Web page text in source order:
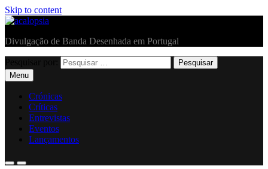
Skip to content
acalopsia
Divulgação de Banda Desenhada em Portugal
Menu
Crónicas
Críticas
Entrevistas
Eventos
Lançamentos